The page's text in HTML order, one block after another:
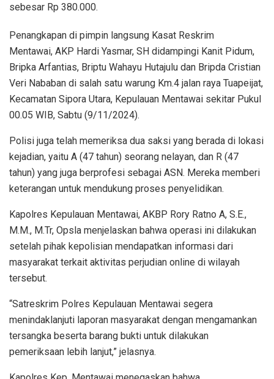
sebesar Rp 380.000.
Penangkapan di pimpin langsung Kasat Reskrim
Mentawai, AKP Hardi Yasmar, SH didampingi Kanit Pidum,
Bripka Arfantias, Briptu Wahayu Hutajulu dan Bripda Cristian
Veri Nababan di salah satu warung Km.4 jalan raya Tuapeijat,
Kecamatan Sipora Utara, Kepulauan Mentawai sekitar Pukul
00.05 WIB, Sabtu (9/11/2024).
Polisi juga telah memeriksa dua saksi yang berada di lokasi
kejadian, yaitu A (47 tahun) seorang nelayan, dan R (47
tahun) yang juga berprofesi sebagai ASN. Mereka memberi
keterangan untuk mendukung proses penyelidikan.
Kapolres Kepulauan Mentawai, AKBP Rory Ratno A, S.E.,
M.M., M.Tr, Opsla menjelaskan bahwa operasi ini dilakukan
setelah pihak kepolisian mendapatkan informasi dari
masyarakat terkait aktivitas perjudian online di wilayah
tersebut.
“Satreskrim Polres Kepulauan Mentawai segera
menindaklanjuti laporan masyarakat dengan mengamankan
tersangka beserta barang bukti untuk dilakukan
pemeriksaan lebih lanjut,” jelasnya.